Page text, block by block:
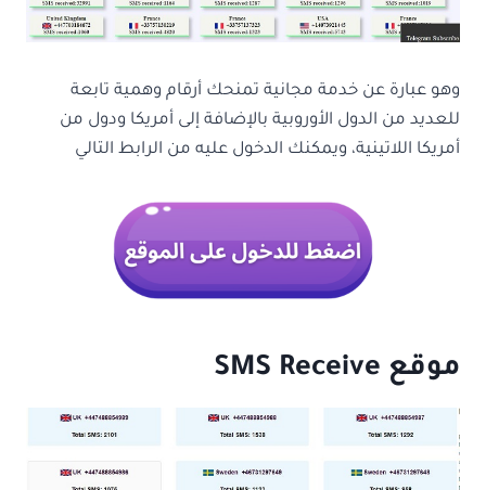
وهو عبارة عن خدمة مجانية تمنحك أرقام وهمية تابعة
للعديد من الدول الأوروبية بالإضافة إلى أمريكا ودول من
أمريكا اللاتينية، ويمكنك الدخول عليه من الرابط التالي
موقع SMS Receive